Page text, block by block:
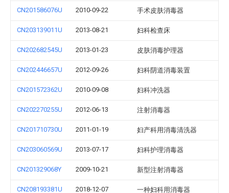
CN201586076U 2010-09-22 手术皮肤消毒器
CN203139011U 2013-08-21 妇科检查床
CN202682545U 2013-01-23 皮肤消毒护理器
CN202446657U 2012-09-26 妇科阴道消毒装置
CN201572362U 2010-09-08 妇科冲洗器
CN202270255U 2012-06-13 注射消毒器
CN201710730U 2011-01-19 妇产科用消毒清洗器
CN203060569U 2013-07-17 妇科护理消毒器
CN201329068Y 2009-10-21 新型注射消毒器
CN208193381U 2018-12-07 一种妇科用消毒器